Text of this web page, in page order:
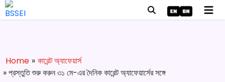
Home » কারেন্ট অ্যাফেয়ার্স
» প্রস্তুতি শুরু করুন ৩১ মে-এর দৈনিক কারেন্ট অ্যাফেয়ার্সের সঙ্গে